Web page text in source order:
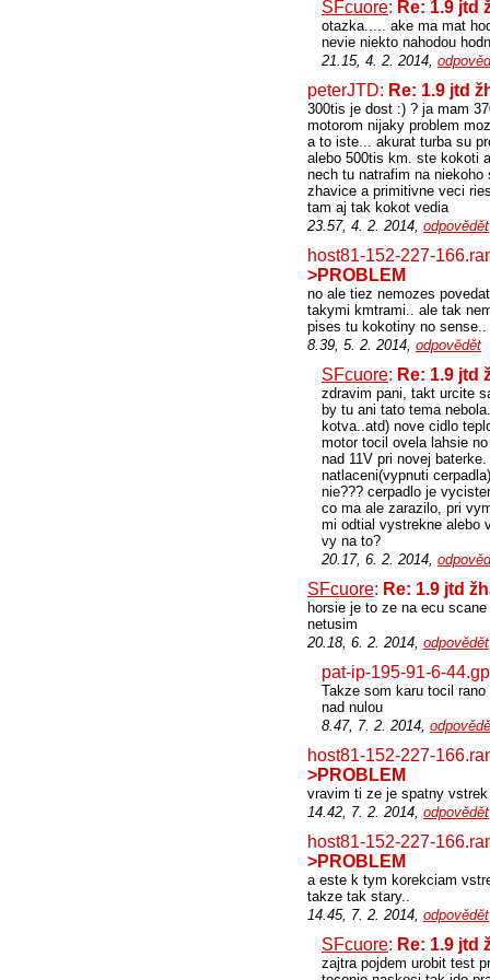
SFcuore: Re: 1.9 jtd
otazka..... ake ma mat
nevie niekto nahodou
21.15, 4. 2. 2014,
peterJTD: Re: 1.9 jtd
300tis je dost :) ? ja mam
motorom nijaky problem
a to iste... akurat turba su
alebo 500tis km. ste kokoti
nech tu natrafim na
zhavice a primitivne veci
tam aj tak kokot vedia
23.57, 4. 2. 2014, odpovědět
host81-152-227-
>PROBLEM
no ale tiez nemozes
takymi kmtrami.. ale tak
pises tu kokotiny no sense..
8.39, 5. 2. 2014, odpovědět
SFcuore: Re: 1.9 jtd
zdravim pani, takt urcite
by tu ani tato tema
kotva..atd) nove cidlo
motor tocil ovela lahsie
nad 11V pri novej
natlaceni(vypnuti
nie??? cerpadlo je
co ma ale zarazilo, pri
mi odtial vystrekne alebo
vy na to?
20.17, 6. 2. 2014,
SFcuore: Re: 1.9 jtd
horsie je to ze na ecu
netusim
20.18, 6. 2. 2014, odpovědět
pat-ip-195-91-6-
Takze som karu tocil
nad nulou
8.47, 7. 2. 2014,
host81-152-227-
>PROBLEM
vravim ti ze je spatny
14.42, 7. 2. 2014, odpovědět
host81-152-227-
>PROBLEM
a este k tym korekciam
takze tak stary..
14.45, 7. 2. 2014, odpovědět
SFcuore: Re: 1.9 jtd
zajtra pojdem urobit test